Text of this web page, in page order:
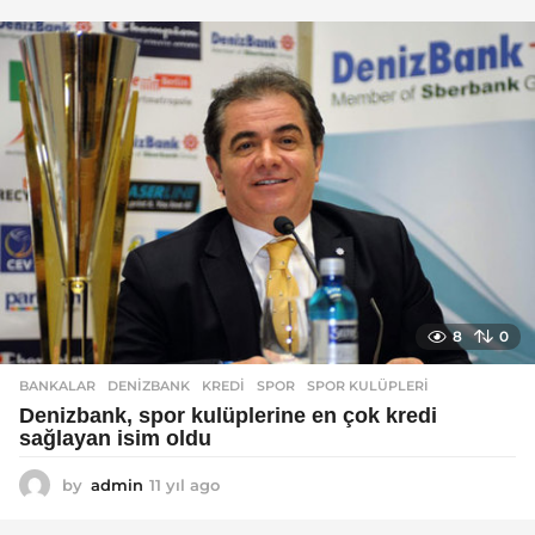
ı
l
g
o
8 0
BANKALAR DENIZBANK ,KREDI ,SPOR ,SPOR KULÜPLERI
Denizbank, spor kulüplerine en çok kredi
sağlayan isim oldu
by admin 11 yıl ago